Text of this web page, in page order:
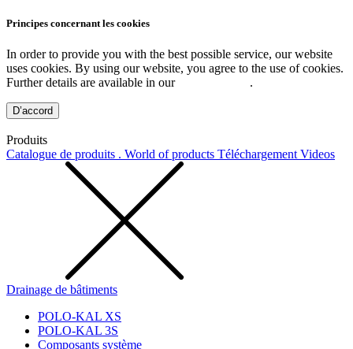
Principes concernant les cookies
In order to provide you with the best possible service, our website
uses cookies. By using our website, you agree to the use of cookies.
Further details are available in our
.
D’accord
Produits
Catalogue de produits . World of products Téléchargement Videos
Drainage de bâtiments
POLO-KAL XS
POLO-KAL 3S
Composants système